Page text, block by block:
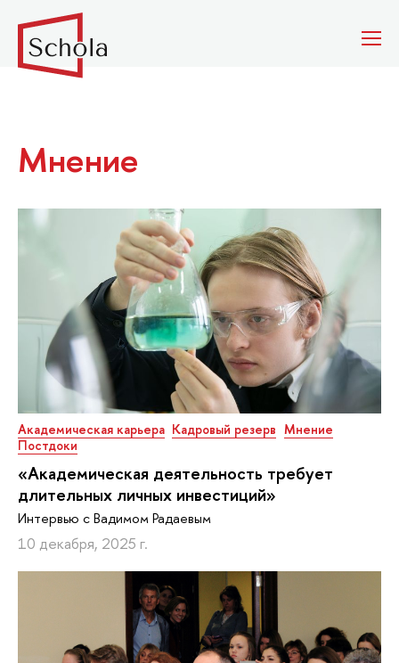
Мнение
Академическая карьера Кадровый резерв Мнение
Постдоки
«Академическая деятельность требует
длительных личных инвестиций»
Интервью с Вадимом Радаевым
10 декабря, 2025 г.